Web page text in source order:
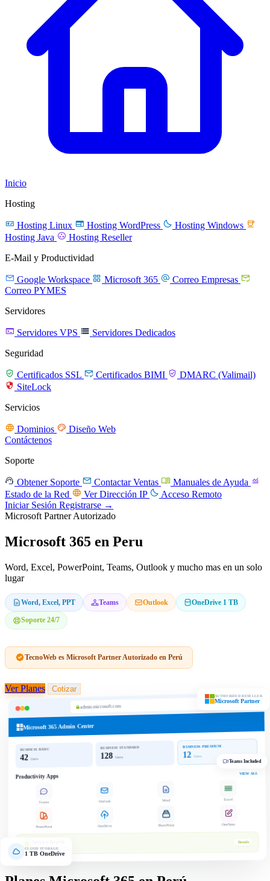
Inicio
Hosting
 Hosting Linux  Hosting WordPress  Hosting Windows 
Hosting Java  Hosting Reseller
E-Mail y Productividad
 Google Workspace  Microsoft 365  Correo Empresas 
Correo PYMES
Servidores
 Servidores VPS  Servidores Dedicados
Seguridad
 Certificados SSL  Certificados BIMI  DMARC (Valimail)
 SiteLock
Servicios
 Dominios  Diseño Web
Contáctenos
Soporte
 Obtener Soporte  Contactar Ventas  Manuales de Ayuda 
Estado de la Red  Ver Dirección IP  Acceso Remoto
Iniciar Sesión Registrarse →
Microsoft Partner Autorizado
Microsoft 365 en Peru
Word, Excel, PowerPoint, Teams, Outlook y mucho mas en un solo
lugar
Word, Excel, PPT Teams Outlook OneDrive 1 TB
Soporte 24/7
TecnoWeb es Microsoft Partner Autorizado en Perú
Ver Planes Cotizar
AUTHORIZED RESELLER
Microsoft Partner
CLOUD STORAGE
1 TB OneDrive
Teams Included
admin.microsoft.com
Microsoft 365 Admin Center
BUSINESS BASIC
42 Users
BUSINESS STANDARD
128Users
BUSINESS PREMIUM
12Users
Productivity Apps
VIEW ALL
Teams Outlook Word Excel
PowerPoint OneDrive SharePoint OneNote
All services operational
Details